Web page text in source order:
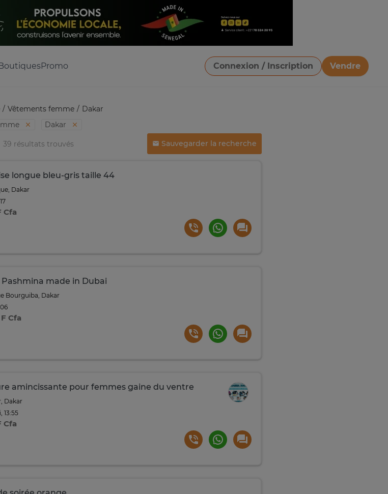
Promo Connexion / Inscription
Vendre
Télécharger une image
Vêtements femme
Dakar
Dakar
39 résultats trouvés Sauvegarder la recherche
longue bleu-gris taille 44
Dakar
Cfa
made in Dubai
Bourguiba, Dakar
Cfa
amincissante pour femmes gaine du ventre
Dakar
13:55
Cfa